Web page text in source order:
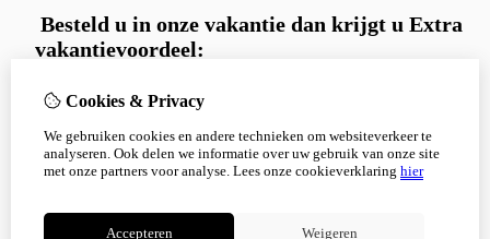
Cookies & Privacy
We gebruiken cookies en andere technieken om websiteverkeer te
analyseren. Ook delen we informatie over uw gebruik van onze site
met onze partners voor analyse. Lees onze cookieverklaring hier
Accepteren Weigeren
Besteld u in onze vakantie dan krijgt u Extra
vakantievoordeel:
Gratis Carniwell hondensnack extraatje
bij iedere bestelling.
en 5% kortingmet kortingscode:
Korting5%
Bedankt voor je begrip en alvast een fijne